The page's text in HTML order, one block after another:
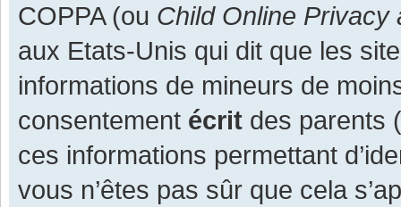
COPPA (ou Child Online Privacy
aux Etats-Unis qui dit que les
informations de mineurs de
consentement écrit des parents
ces informations permettant
vous n’êtes pas sûr que cela